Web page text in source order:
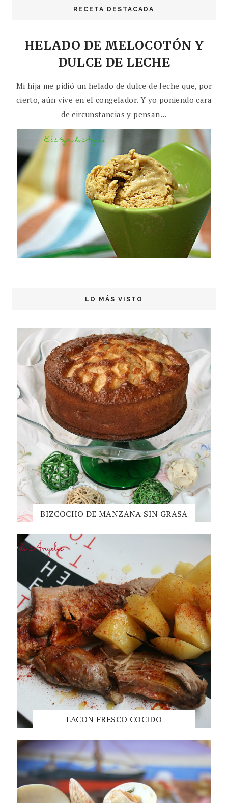
RECETA DESTACADA
HELADO DE MELOCOTÓN Y
DULCE DE LECHE
Mi hija me pidió un helado de dulce de leche que, por
cierto, aún vive en el congelador. Y yo poniendo cara
de circunstancias y pensan...
LO MÁS VISTO
BIZCOCHO DE MANZANA SIN GRASA
LACON FRESCO COCIDO